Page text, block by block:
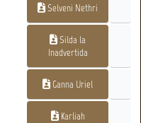
Selveni Nethri
Silda la
Inadvertida
Ganna Uriel
Karliah